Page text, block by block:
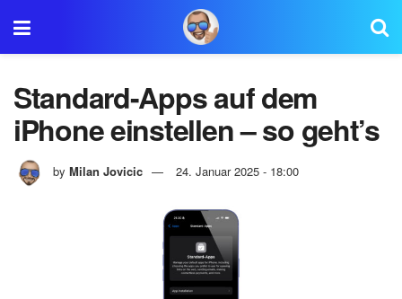
Standard-Apps auf dem
iPhone einstellen – so geht’s
by Milan Jovicic 24. Januar 2025 - 18:00